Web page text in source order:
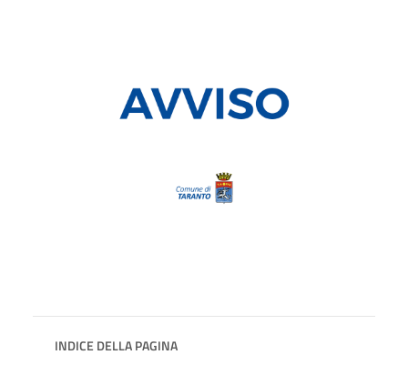
INDICE DELLA PAGINA